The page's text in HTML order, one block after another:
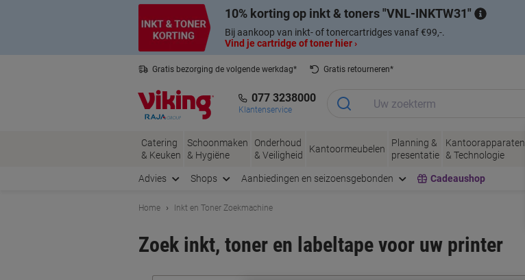
10% korting op inkt & toners VNL-INKTW31
Bij aankoop van inkt- of tonercartridges vanaf €99,-.
Vind je cartridge of toner hier ›
Gratis bezorging de volgende werkdag*
Gratis retourneren*
077 3238000
Klantenservice
Catering
& Keuken
Schoonmaken
& Hygiëne
Onderhoud
& Veiligheid
Kantoormeubelen
Planning &
presentatie
Kantoorapparaten
& Technologie
Advies Shops Aanbiedingen en seizoensgebonden Cadeaushop
Home Inkt en Toner Zoekmachine
Zoek inkt, toner en labeltape voor uw printer